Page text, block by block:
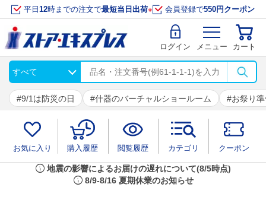
平日 12時までの注文で最短当日出荷※ 会員登録で550円クーポン
ログイン メニュー カート
9/1は防災の日 什器のバーチャルショールーム お祭り
お気に入り 購入履歴 閲覧履歴 カテゴリ クーポン
info 地震の影響によるお届けの遅れについて(8/5時点)
info 8/9-8/16 夏期休業のお知らせ